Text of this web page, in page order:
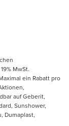
MwSt.
ein Rabatt pro
auf Geberit,
Sunshower,
Dumaplast,